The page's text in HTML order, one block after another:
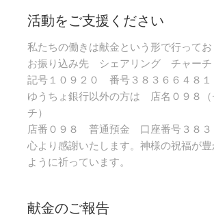
活動をご支援ください
私たちの働きは献金という形で行ってお
お振り込み先 シェアリング チャーチ
記号１０９２０ 番号３８３６６４８１
ゆうちょ銀行以外の方は 店名０９８（
チ）
店番０９８ 普通預金 口座番号３８３
心より感謝いたします。神様の祝福が
ように祈っています。
献金のご報告